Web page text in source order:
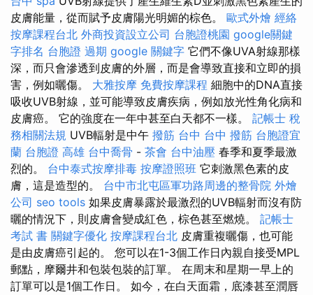
皮膚能量，從而賦予皮膚陽光明媚的棕色。 歐式外燴 經絡
按摩課程台北 外商投資設立公司 台胞證桃園 google關鍵
字排名 台胞證 過期 google 關鍵字 它們不像UVA射線那樣
深，而只會滲透到皮膚的外層，而是會導致直接和立即的損
害，例如曬傷。 大雅按摩 免費按摩課程 細胞中的DNA直接
吸收UVB射線，並可能導致皮膚疾病，例如放光性角化病和
皮膚癌。 它的強度在一年中甚至白天都不一樣。 記帳士 稅
務相關法規 UVB輻射是中午 撥筋 台中 台中 撥筋 台胞證宜
蘭 台胞證 高雄 台中喬骨 - 茶會 台中油壓 春季和夏季最激
烈的。 台中泰式按摩排毒 按摩證照班 它刺激黑色素的皮
膚，這是造型的。 台中市北屯區軍功路周邊的整骨院 外燴
公司 seo tools 如果皮膚暴露於最激烈的UVB輻射而沒有防
曬的情況下，則皮膚會變成紅色，棕色甚至燃燒。 記帳士
考試 書 關鍵字優化 按摩課程台北 皮膚重複曬傷，也可能
是由皮膚癌引起的。 您可以在1-3個工作日內親自接受MPL
郵點，摩爾井和包裝包裝的訂單。 在周末和星期一早上的
訂單可以是1個工作日。 如今，在白天面霜，底漆甚至潤唇